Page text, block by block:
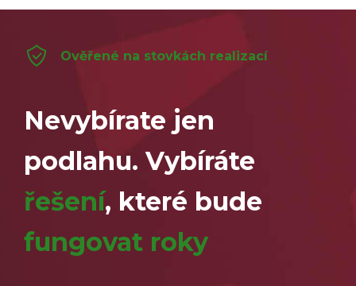
Ověřené na stovkách realizací
Nevybírate jen
podlahu. Vybíráte
řešení, které bude
fungovat roky